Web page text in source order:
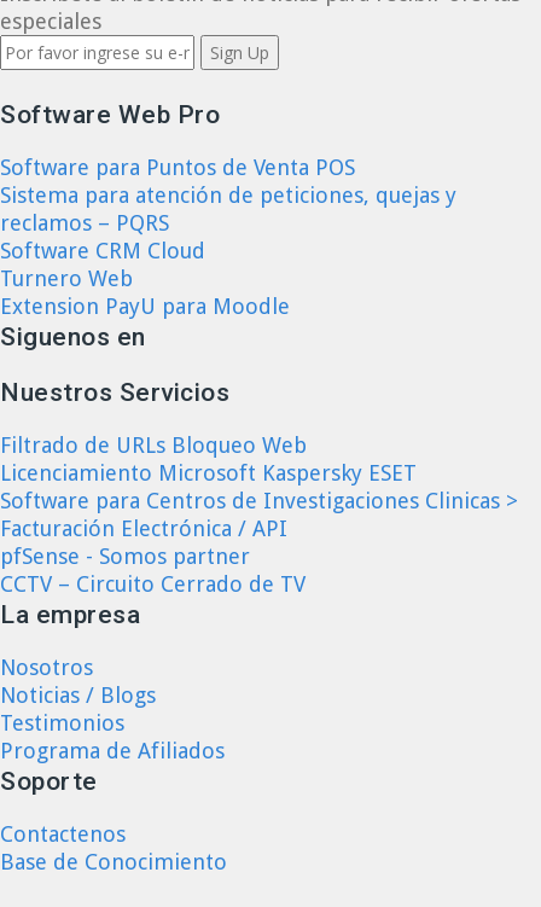
especiales
Software Web Pro
Software para Puntos de Venta POS
Sistema para atención de peticiones, quejas y
reclamos – PQRS
Software CRM Cloud
Turnero Web
Extension PayU para Moodle
Siguenos en
Nuestros Servicios
Filtrado de URLs Bloqueo Web
Licenciamiento Microsoft Kaspersky ESET
Software para Centros de Investigaciones Clinicas >
Facturación Electrónica / API
pfSense - Somos partner
CCTV – Circuito Cerrado de TV
La empresa
Nosotros
Noticias / Blogs
Testimonios
Programa de Afiliados
Soporte
Contactenos
Base de Conocimiento